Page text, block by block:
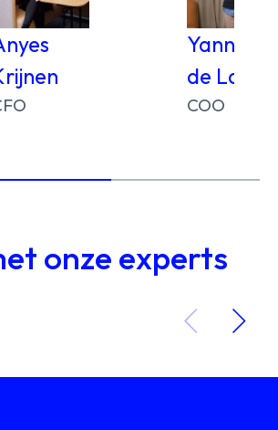
Yannick
de Lange
COO
onze experts